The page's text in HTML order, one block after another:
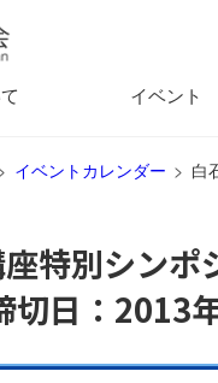
イベント
イベントカレンダー 白
特別シン
切日：2013